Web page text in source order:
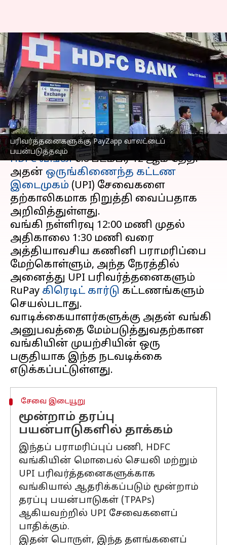
பரிவர்த்தனைகளுக்கு PayZapp வாலட்டைப்
பயன்படுத்தவும்
இந்த தேதியில் நீங்கள்
HDFCயின் UPI
சேவைகளைப்
பயன்படுத்த முடியாது
எழுதியவர் Venkatalakshmi V Sep 11, 2025 08:47 am
செய்தி முன்னோட்டம்
HDFC வங்கிசெப்டம்பர் 12 ஆம் தேதி
அதன் ஒருங்கிணைந்த கட்டண
இடைமுகம் (UPI) சேவைகளை
தற்காலிகமாக நிறுத்தி வைப்பதாக
அறிவித்துள்ளது.
வங்கி நள்ளிரவு 12:00 மணி முதல்
அதிகாலை 1:30 மணி வரை
அத்தியாவசிய கணினி பராமரிப்பை
மேற்கொள்ளும், அந்த நேரத்தில்
அனைத்து UPI பரிவர்த்தனைகளும்
RuPay கிரெடிட் கார்டு கட்டணங்களும்
செயல்படாது.
வாடிக்கையாளர்களுக்கு அதன் வங்கி
அனுபவத்தை மேம்படுத்துவதற்கான
வங்கியின் முயற்சியின் ஒரு
பகுதியாக இந்த நடவடிக்கை
சேவை இடையூறு
மூன்றாம் தரப்பு
பயன்பாடுகளில் தாக்கம்
இந்தப் பராமரிப்புப் பணி, HDFC
வங்கியின் மொபைல் செயலி மற்றும்
UPI பரிவர்த்தனைகளுக்காக
வங்கியால் ஆதரிக்கப்படும் மூன்றாம்
தரப்பு பயன்பாடுகள் (TPAPs)
ஆகியவற்றில் UPI சேவைகளைப்
பாதிக்கும்.
இதன் பொருள், இந்த தளங்களைப்